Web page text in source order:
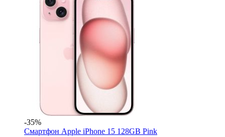
-35%
Смартфон Apple iPhone 15 128GB Pink